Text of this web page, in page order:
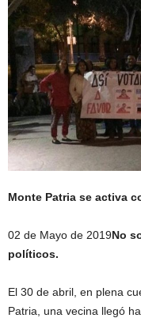
Monte Patria se activa
02 de Mayo de 2019No
políticos.
El 30 de abril, en plena
Patria, una vecina llegó